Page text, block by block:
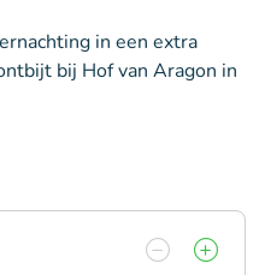
in een extra
bij Hof van Aragon in